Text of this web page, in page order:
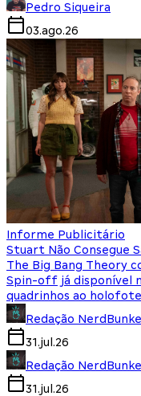
Pedro Siqueira
03.ago.26
Informe Publicitário
Stuart Não Consegue
The Big Bang Theory
Spin-off já disponível
quadrinhos ao holofote
Redação
31.jul.26
Redação
31.jul.26